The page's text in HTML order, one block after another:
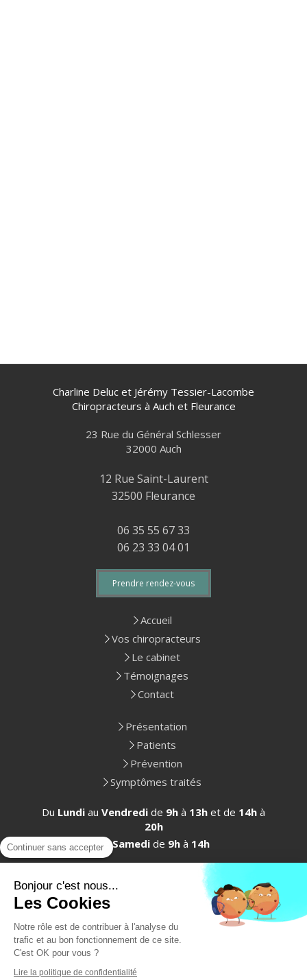
Charline Deluc et Jérémy Tessier-Lacombe
Chiropracteurs à Auch et Fleurance
23 Rue du Général Schlesser
32000 Auch
12 Rue Saint-Laurent
32500 Fleurance
06 35 55 67 33
06 23 33 04 01
Prendre rendez-vous
Accueil
Vos chiropracteurs
Le cabinet
Témoignages
Contact
Présentation
Patients
Prévention
Symptômes traités
Du Lundi au Vendredi de 9h à 13h et de 14h à
20h
LeSamedide 9hà 14h
Plan du site
Mentions légales
Continuer sans accepter
Bonjour c'est nous...
Les Cookies
Notre rôle est de contribuer à l'analyse du
trafic et au bon fonctionnement de ce site.
C'est OK pour vous ?
Lire la politique de confidentialité